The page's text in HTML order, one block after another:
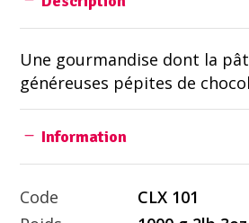
Une gourmandise dont la
généreuses pépites de
Information
Code
CLX 101